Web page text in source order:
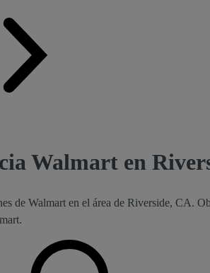
Walmart en
de Walmart en el área de Riverside, CA.